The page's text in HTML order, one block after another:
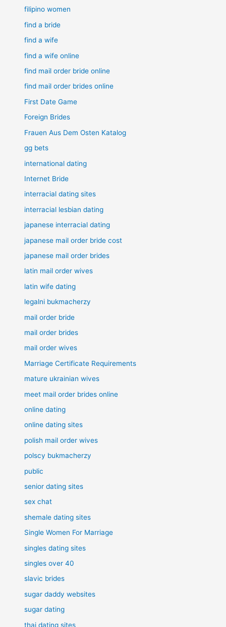
filipino women
find a bride
find a wife
find a wife online
find mail order bride online
find mail order brides online
First Date Game
Foreign Brides
Frauen Aus Dem Osten Katalog
gg bets
international dating
Internet Bride
interracial dating sites
interracial lesbian dating
japanese interracial dating
japanese mail order bride cost
japanese mail order brides
latin mail order wives
latin wife dating
legalni bukmacherzy
mail order bride
mail order brides
mail order wives
Marriage Certificate Requirements
mature ukrainian wives
meet mail order brides online
online dating
online dating sites
polish mail order wives
polscy bukmacherzy
public
senior dating sites
sex chat
shemale dating sites
Single Women For Marriage
singles dating sites
singles over 40
slavic brides
sugar daddy websites
sugar dating
thai dating sites